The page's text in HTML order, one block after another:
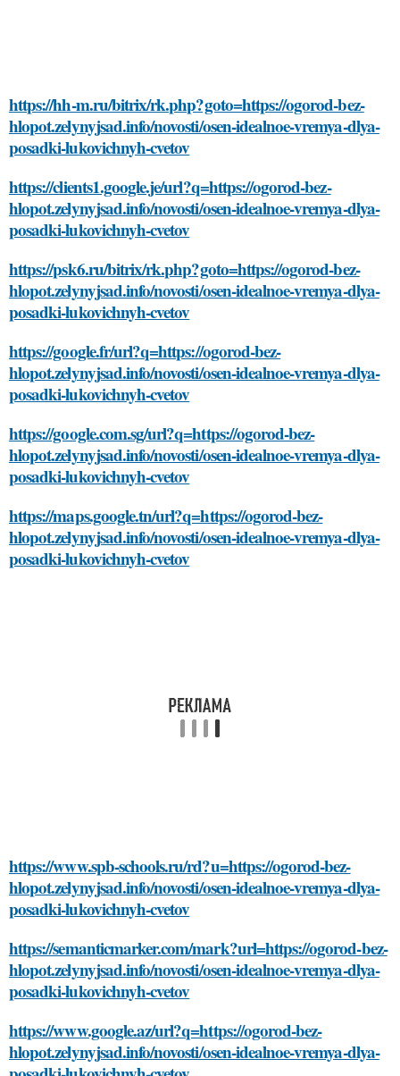
https://hh-m.ru/bitrix/rk.php?goto=https://ogorod-bez-
hlopot.zelynyjsad.info/novosti/osen-idealnoe-vremya-dlya-
posadki-lukovichnyh-cvetov
https://clients1.google.je/url?q=https://ogorod-bez-
hlopot.zelynyjsad.info/novosti/osen-idealnoe-vremya-dlya-
posadki-lukovichnyh-cvetov
https://psk6.ru/bitrix/rk.php?goto=https://ogorod-bez-
hlopot.zelynyjsad.info/novosti/osen-idealnoe-vremya-dlya-
posadki-lukovichnyh-cvetov
https://google.fr/url?q=https://ogorod-bez-
hlopot.zelynyjsad.info/novosti/osen-idealnoe-vremya-dlya-
posadki-lukovichnyh-cvetov
https://google.com.sg/url?q=https://ogorod-bez-
hlopot.zelynyjsad.info/novosti/osen-idealnoe-vremya-dlya-
posadki-lukovichnyh-cvetov
https://maps.google.tn/url?q=https://ogorod-bez-
hlopot.zelynyjsad.info/novosti/osen-idealnoe-vremya-dlya-
posadki-lukovichnyh-cvetov
https://www.spb-schools.ru/rd?u=https://ogorod-bez-
hlopot.zelynyjsad.info/novosti/osen-idealnoe-vremya-dlya-
posadki-lukovichnyh-cvetov
https://semanticmarker.com/mark?url=https://ogorod-bez-
hlopot.zelynyjsad.info/novosti/osen-idealnoe-vremya-dlya-
posadki-lukovichnyh-cvetov
https://www.google.az/url?q=https://ogorod-bez-
hlopot.zelynyjsad.info/novosti/osen-idealnoe-vremya-dlya-